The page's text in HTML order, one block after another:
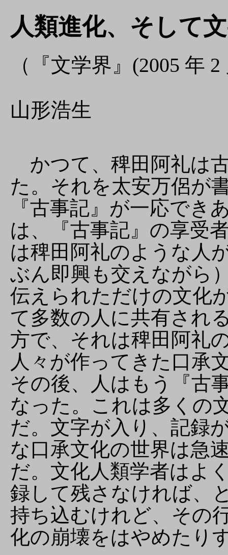
人類進化、そして
（『文学界』(2005 年
山形浩生
かつて、稗田阿礼は
た。それを太安万侶が
『古事記』が一応でき
は、『古事記』の享受
は稗田阿礼のような人
ぶん即興も交えながら
伝えられただけの文化
て多数の人に共有され
方で、それは稗田阿
人々が作ってきた口
その後、人はもう『古
なった。これは多くの
だ。文字が入り、記録
な口承文化の世界は急
だ。文化人類学者はよ
録して残さなければ、
持ち込むけれど、その
化の崩壊をはやめたり